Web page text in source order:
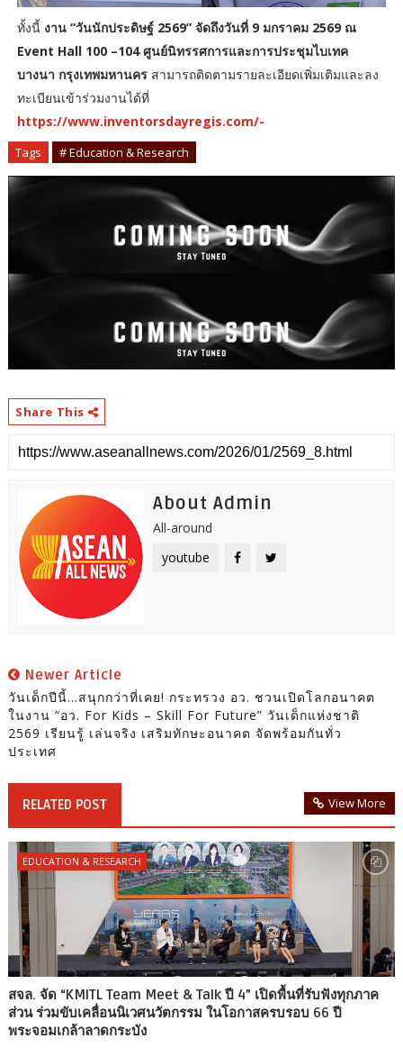
ทั้งนี้งาน “วันนักประดิษฐ์ 2569” จัดถึงวันที่ 9 มกราคม 2569 ณ
Event Hall 100 –104 ศูนย์นิทรรศการและการประชุมไบเทค
บางนา กรุงเทพมหานคร สามารถติดตามรายละเอียดเพิ่มเติมและลง
ทะเบียนเข้าร่วมงานได้ที่
https://www.inventorsdayregis.com/-
Tags # Education & Research
Share This
About Admin
All-around
youtube
Newer Article
วันเด็กปีนี้…สนุกกว่าที่เคย! กระทรวง อว. ชวนเปิดโลกอนาคต
ในงาน “อว. For Kids – Skill For Future” วันเด็กแห่งชาติ
2569 เรียนรู้ เล่นจริง เสริมทักษะอนาคต จัดพร้อมกันทั่ว
ประเทศ
RELATED POST View More
EDUCATION & RESEARCH
สจล. จัด “KMITL Team Meet & Talk ปี 4” เปิดพื้นที่รับฟังทุกภาค
ส่วน ร่วมขับเคลื่อนนิเวศนวัตกรรม ในโอกาสครบรอบ 66 ปี
พระจอมเกล้าลาดกระบัง